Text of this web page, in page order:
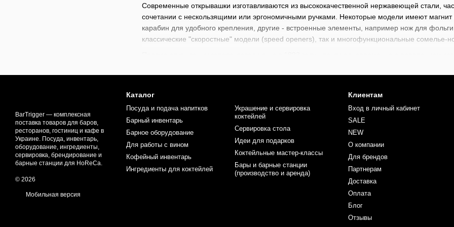
Современные открывашки изготавливаются из высококачественной нержавеющей стали,
сочетании с нескользящими или эргономичными ручками. Некоторые модели имеют магнит
карабин для удобного крепления, другие - встроенные элементы, например нож для
классические "скоростные" модели (speed openers), так и многофункциональные сомелье-
которые стали символом стиля и профессионального уровня бармена.
Используются для открывания бутылок с пивом, сидром, газированными напитками или
стильным подарком или атрибутом персонализированного обслуживания.
В нашем магазине доступен широкий выбор барного инвентаря начиная от стрейнеров,
мешков и фальтров (SuperBag) . Каждый найдет здесь что-то для себя под собственные
коктейлей. Прокачивайте ваши профессиональные навыки вместе с инвентарем от
BarTrigger — комплексная
поставка товаров для баров,
ресторанов, гостиниц и кафе в
Украине. Посуда, инвентарь,
оборудование, ингредиенты,
сервировка, брендирование и
барные станции для HoReCa.
© 2026
Мобильная версия
Каталог
Посуда и подача напитков
Барный инвентарь
Барное оборудование
Для работы с вином
Кофейный инвентарь
Ингредиенты для коктейлей
Украшение и сервировка
коктейлей
Сервировка стола
Идеи для подарков
Коктейльные мастер-классы
Бары и барные станции
(производство и аренда)
Клиентам
Вход в личный кабинет
SALE
NEW
О компании
Для брендов
Партнерам
Доставка
Оплата
Блог
Отзывы